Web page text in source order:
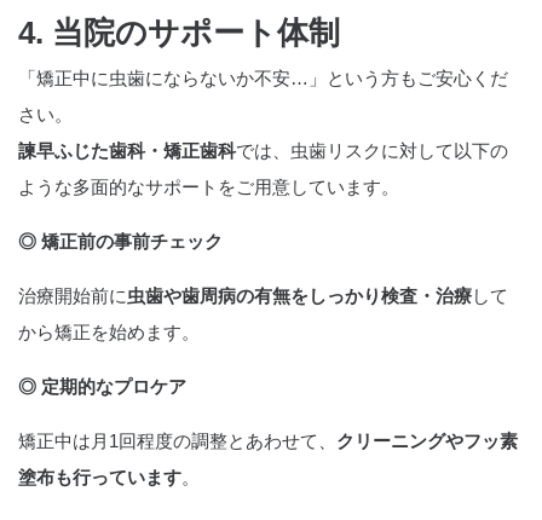
4. 当院のサポート体制
「矯正中に虫歯にならないか不安…」という方もご安心くだ
さい。
諫早ふじた歯科・矯正歯科では、虫歯リスクに対して以下の
ような多面的なサポートをご用意しています。
◎ 矯正前の事前チェック
治療開始前に虫歯や歯周病の有無をしっかり検査・治療して
から矯正を始めます。
◎ 定期的なプロケア
矯正中は月1回程度の調整とあわせて、 クリーニングやフッ素
塗布も行っています。